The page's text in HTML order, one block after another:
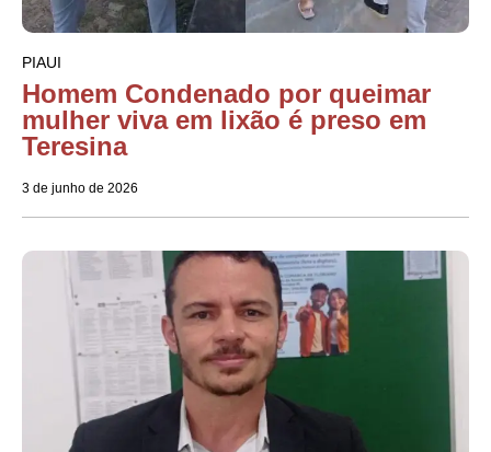
PIAUI
Homem Condenado por queimar
mulher viva em lixão é preso em
Teresina
3 de junho de 2026